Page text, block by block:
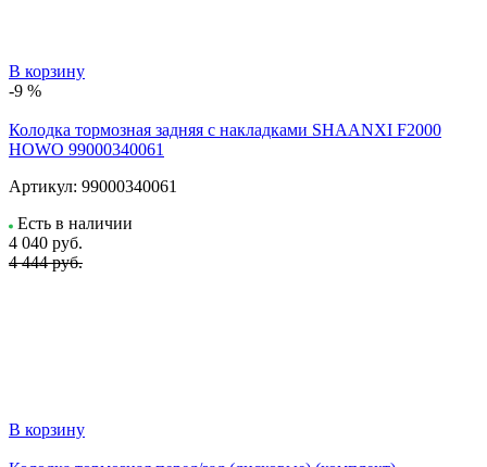
В корзину
-9 %
Колодка тормозная задняя с накладками SHAANXI F2000
HOWO 99000340061
Артикул: 99000340061
Есть в наличии
4 040 руб.
4 444 руб.
В корзину